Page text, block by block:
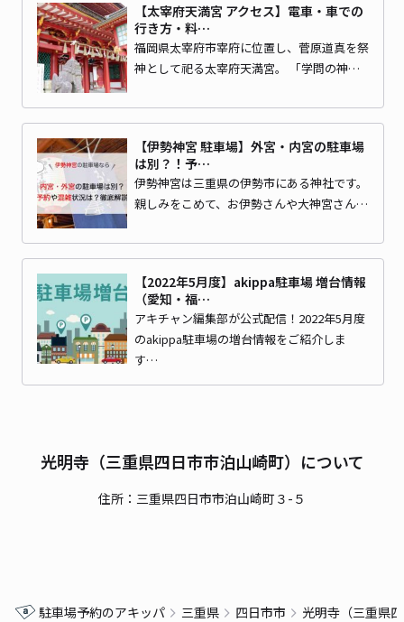
【太宰府天満宮 アクセス】電車・車での
行き方・料…
福岡県太宰府市宰府に位置し、菅原道真を祭
神として祀る太宰府天満宮。 「学問の神…
【伊勢神宮 駐車場】外宮・内宮の駐車場
は別？！予…
伊勢神宮は三重県の伊勢市にある神社です。
親しみをこめて、お伊勢さんや大神宮さん…
【2022年5月度】akippa駐車場 増台情報
（愛知・福…
アキチャン編集部が公式配信！2022年5月度
のakippa駐車場の増台情報をご紹介しま
す…
光明寺（三重県四日市市泊山崎町）について
住所：三重県四日市市泊山崎町３-５
駐車場予約のアキッパ 三重県 四日市市 光明寺（三重県